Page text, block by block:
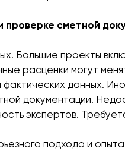
проверке сметной
Большие проекты
расценки могут
фактических данных.
документации.
экспертов.
подхода и